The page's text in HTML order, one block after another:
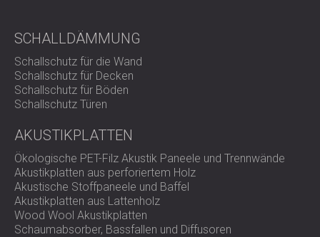
SCHALLDÄMMUNG
Schallschutz für die Wand
Schallschutz für Decken
Schallschutz für Böden
Schallschutz Türen
AKUSTIKPLATTEN
Ökologische PET-Filz Akustik Paneele und Trennwände
Akustikplatten aus perforiertem Holz
Akustische Stoffpaneele und Baffel
Akustikplatten aus Lattenholz
Wood Wool Akustikplatten
Schaumabsorber, Bassfallen und Diffusoren